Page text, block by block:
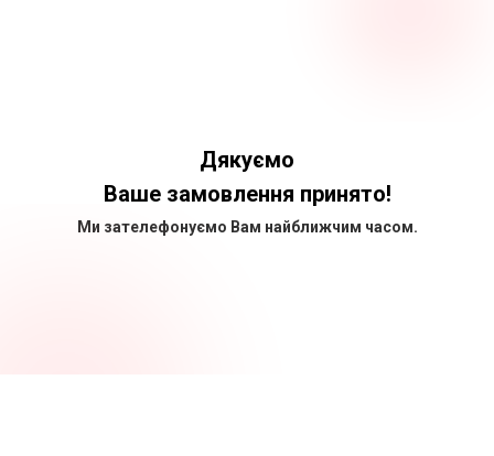
Дякуємо
Ваше замовлення принято!
Ми зателефонуємо Вам найближчим часом.